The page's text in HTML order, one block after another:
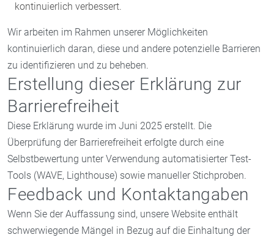
kontinuierlich verbessert.
Wir arbeiten im Rahmen unserer Möglichkeiten
kontinuierlich daran, diese und andere potenzielle Barrieren
zu identifizieren und zu beheben.
Erstellung dieser Erklärung zur
Barrierefreiheit
Diese Erklärung wurde im Juni 2025 erstellt. Die
Überprüfung der Barrierefreiheit erfolgte durch eine
Selbstbewertung unter Verwendung automatisierter Test-
Tools (WAVE, Lighthouse) sowie manueller Stichproben.
Feedback und Kontaktangaben
Wenn Sie der Auffassung sind, unsere Website enthält
schwerwiegende Mängel in Bezug auf die Einhaltung der